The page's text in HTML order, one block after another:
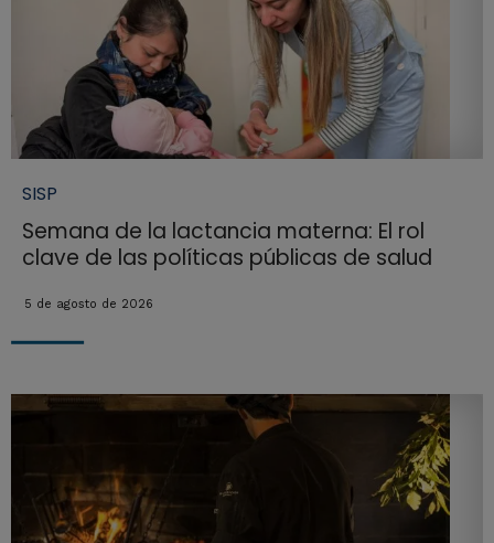
SISP
Semana de la lactancia materna: El rol
clave de las políticas públicas de salud
5 de agosto de 2026